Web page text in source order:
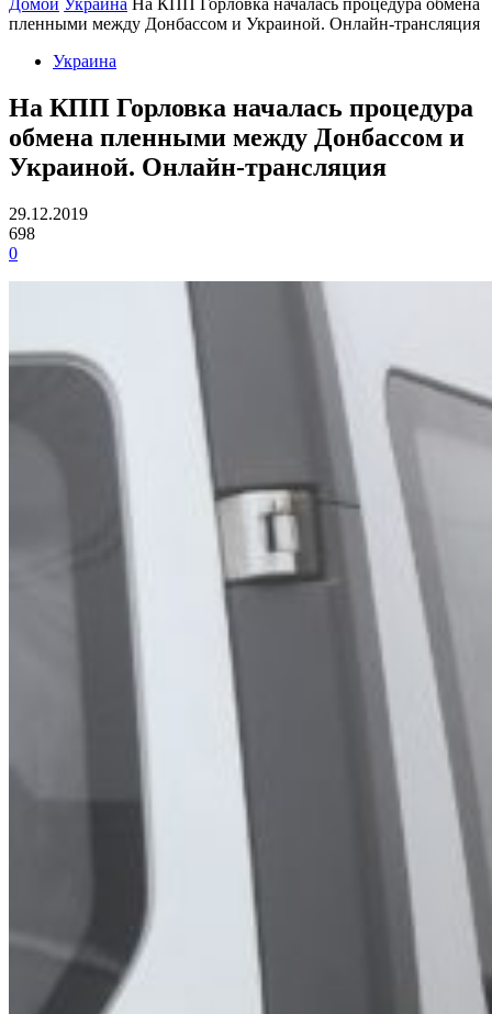
Домой Украина На КПП Горловка началась процедура обмена
пленными между Донбассом и Украиной. Онлайн-трансляция
Украина
На КПП Горловка началась процедура
обмена пленными между Донбассом и
Украиной. Онлайн-трансляция
29.12.2019
698
0